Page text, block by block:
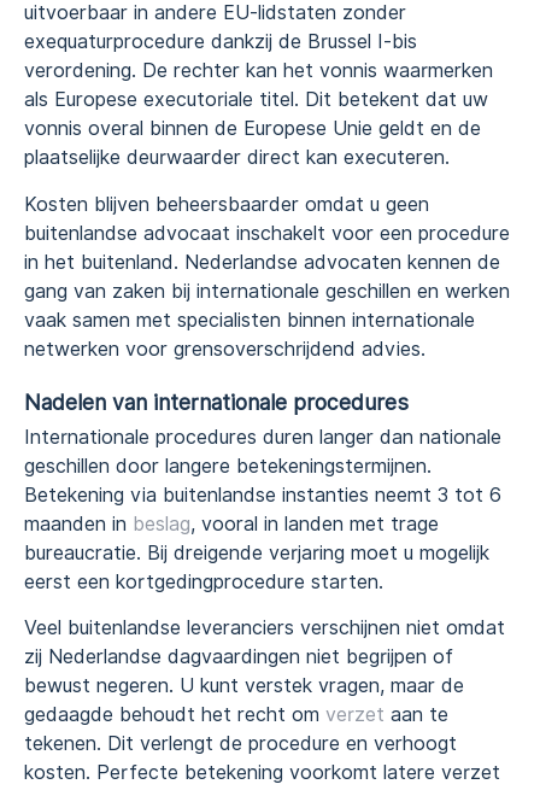
uitvoerbaar in andere EU-lidstaten zonder
exequaturprocedure dankzij de Brussel I-bis
verordening. De rechter kan het vonnis waarmerken
als Europese executoriale titel. Dit betekent dat uw
vonnis overal binnen de Europese Unie geldt en de
plaatselijke deurwaarder direct kan executeren.
Kosten blijven beheersbaarder omdat u geen
buitenlandse advocaat inschakelt voor een procedure
in het buitenland. Nederlandse advocaten kennen de
gang van zaken bij internationale geschillen en werken
vaak samen met specialisten binnen internationale
netwerken voor grensoverschrijdend advies.
Nadelen van internationale procedures
Internationale procedures duren langer dan nationale
geschillen door langere betekeningstermijnen.
Betekening via buitenlandse instanties neemt 3 tot 6
maanden in beslag, vooral in landen met trage
bureaucratie. Bij dreigende verjaring moet u mogelijk
eerst een kortgedingprocedure starten.
Veel buitenlandse leveranciers verschijnen niet omdat
zij Nederlandse dagvaardingen niet begrijpen of
bewust negeren. U kunt verstek vragen, maar de
gedaagde behoudt het recht om verzet aan te
tekenen. Dit verlengt de procedure en verhoogt
kosten. Perfecte betekening voorkomt latere verzet